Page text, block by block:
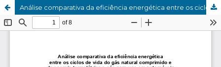
Análise comparativa da eficiência energética entre os ciclos de vida do gás natural veicular comprimido e da energia termelétrica a gás para uso final em automóveis leves